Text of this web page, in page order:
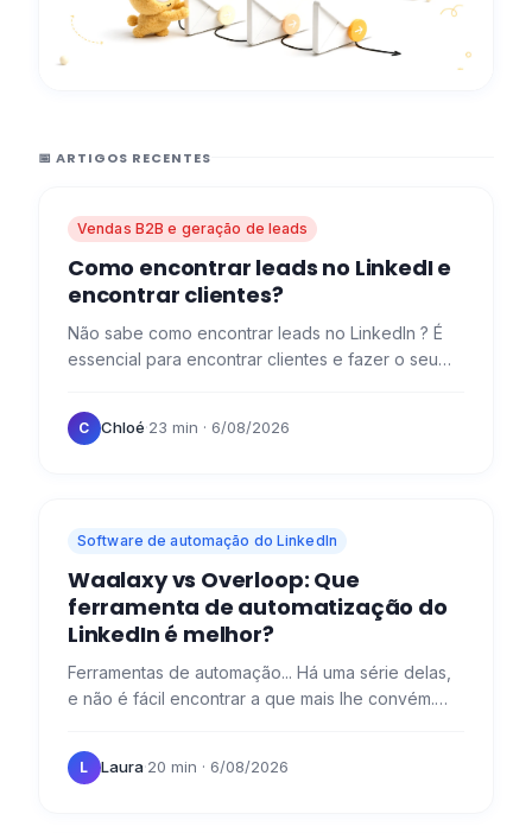
📅 ARTIGOS RECENTES
Vendas B2B e geração de leads
Como encontrar leads no LinkedI e
encontrar clientes?
Não sabe como encontrar leads no LinkedIn ? É
essencial para encontrar clientes e fazer o seu
clientes, é…
C Chloé·23 min · 6/08/2026
Software de automação do LinkedIn
Waalaxy vs Overloop: Que
ferramenta de automatização do
LinkedIn é melhor?
Ferramentas de automação... Há uma série delas,
e não é fácil encontrar a que mais lhe convém.
pequena…
L Laura·20 min · 6/08/2026